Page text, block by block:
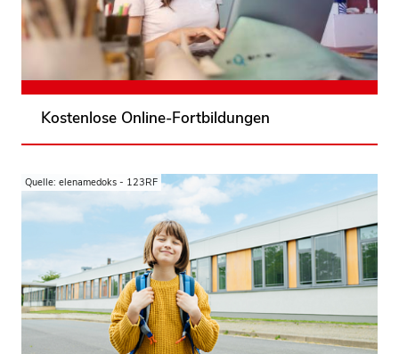
Kostenlose Online-Fortbildungen
aktuellen Themen und spannenden
Unterrichtsmaterialien.
zu unseren Veranstaltungen
Quelle: elenamedoks - 123RF
Vom gesunden Pausensnack bis zur Projektwoche
Finanzen: Verbraucherbildung sieht an jeder Schule
anders aus. Um sie Schritt für Schritt in der
Schulentwicklung zu etablieren und sich auf den
Weg zur Auszeichnung Verbraucherschule zu
machen, finden Sie Tipps in unserer Handreichung.